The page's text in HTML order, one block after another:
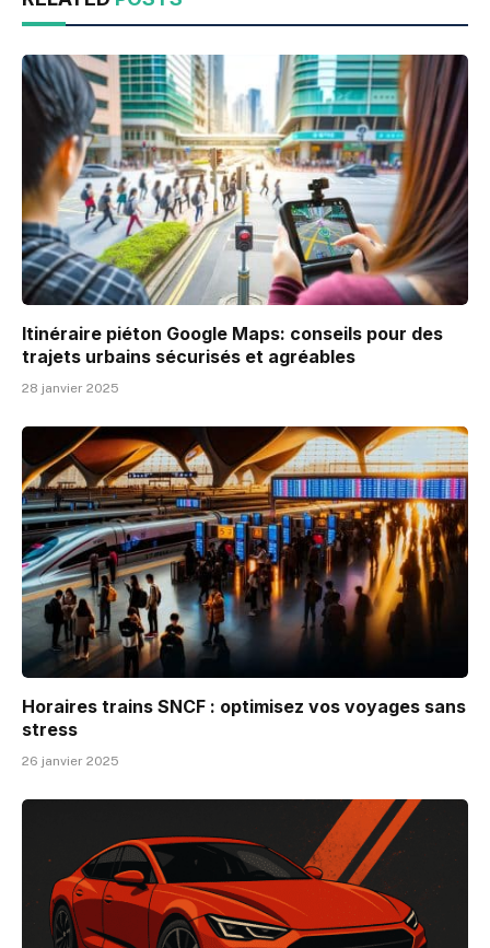
Itinéraire piéton Google Maps: conseils pour des
trajets urbains sécurisés et agréables
28 janvier 2025
Horaires trains SNCF : optimisez vos voyages sans
stress
26 janvier 2025